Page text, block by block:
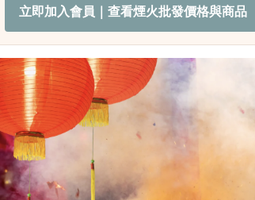
立即加入會員｜查看煙火批發價格與商品